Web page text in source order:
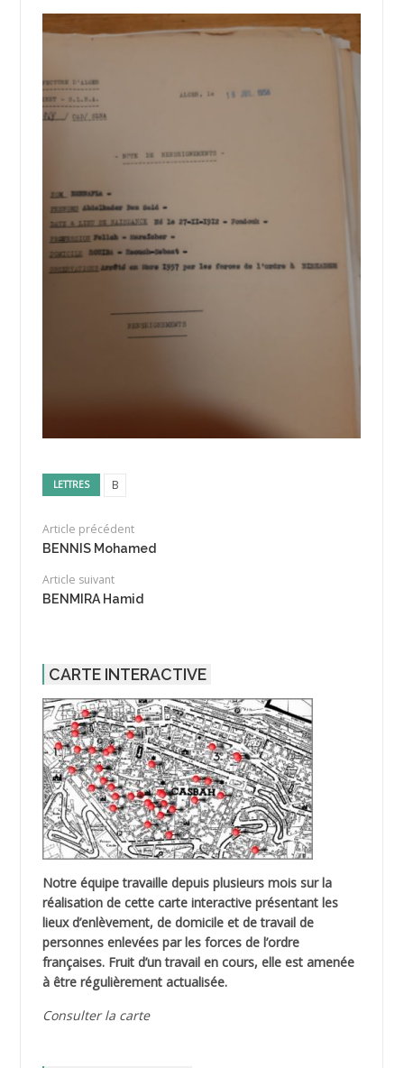
LETTRES B
Article précédent
BENNIS Mohamed
Article suivant
BENMIRA Hamid
CARTE INTERACTIVE
Notre équipe travaille depuis plusieurs mois sur la
réalisation de cette carte interactive présentant les
lieux d’enlèvement, de domicile et de travail de
personnes enlevées par les forces de l’ordre
françaises. Fruit d’un travail en cours, elle est amenée
à être régulièrement actualisée.
Consulter la carte